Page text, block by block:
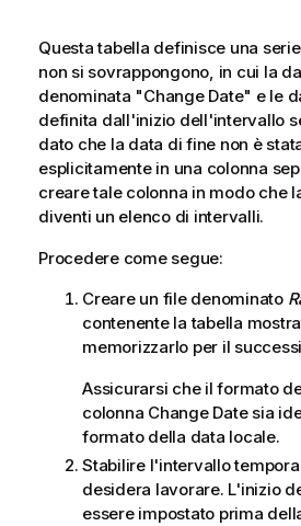
Questa tabella definisce una
non si sovrappongono, in cui la
denominata "Change Date" e le
definita dall'inizio dell'intervallo
dato che la data di fine non è
esplicitamente in una colonna
creare tale colonna in modo che
diventi un elenco di intervalli.
Procedere come segue:
Creare un file denominato
contenente la tabella
memorizzarlo per il
Assicurarsi che il formato
colonna Change Datesia
formato della data locale.
Stabilire l'intervallo
desidera lavorare. L'inizio
essere impostato prima